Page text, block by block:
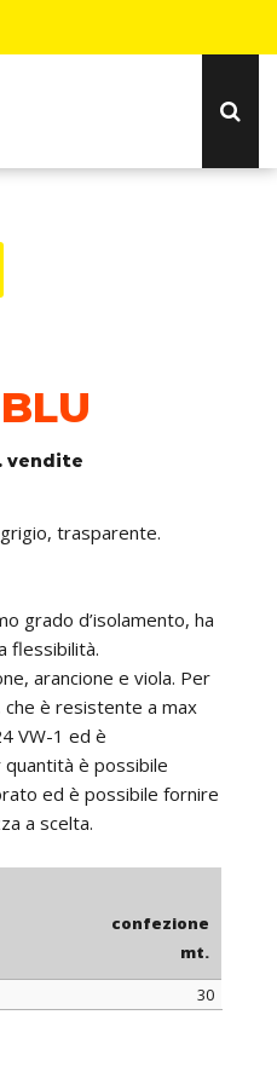
vendite
trasparente.
grado d’isolamento, ha
flessibilità.
arancione e viola. Per
che è resistente a max
VW-1 ed è
è possibile
ed è possibile fornire
a scelta.
confezione
mt.
30